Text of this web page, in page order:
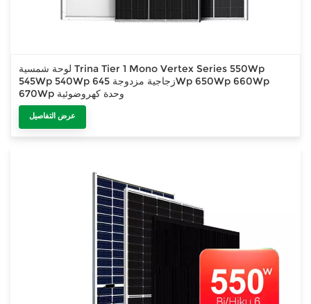
لوحة شمسية Trina Tier 1 Mono Vertex Series 550Wp
545Wp 540Wp زجاجية مزدوجة 645Wp 650Wp 660Wp
670Wp وحدة كهروضوئية
عرض التفاصيل